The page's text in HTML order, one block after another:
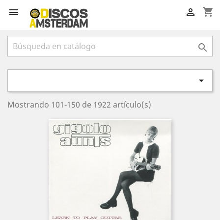
 shopping_cart



Mostrando 101-150 de 1922 artículo(s)